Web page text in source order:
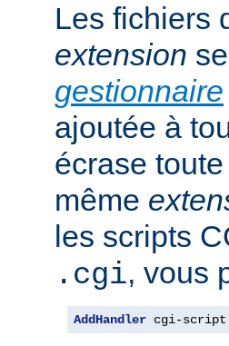
Les fichiers
extension
gestionnaire
ajoutée à
écrase
même
les scripts
.cgi, vous
AddHandler cgi-script